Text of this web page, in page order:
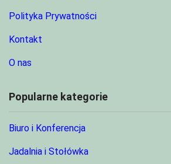
Polityka Prywatności
Kontakt
O nas
Popularne kategorie
Biuro i Konferencja
Jadalnia i Stołówka